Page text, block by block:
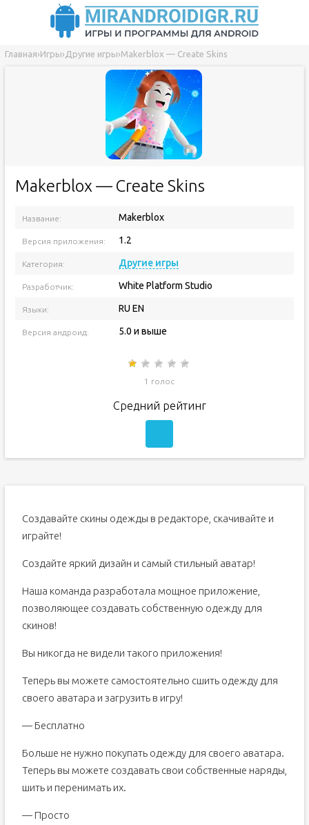
Главная›Игры› Другие игры›Makerblox — Create Skins
Makerblox — Create Skins
Название: Makerblox
Версия приложения: 1.2
Категория: Другие игры
Разработчик: White Platform Studio
Языки: RU EN
Версия андроид: 5.0 и выше
1 голос
Средний рейтинг
Создавайте скины одежды в редакторе, скачивайте и
играйте!
Создайте яркий дизайн и самый стильный аватар!
Наша команда разработала мощное приложение,
позволяющее создавать собственную одежду для
скинов!
Вы никогда не видели такого приложения!
Теперь вы можете самостоятельно сшить одежду для
своего аватара и загрузить в игру!
— Бесплатно
Больше не нужно покупать одежду для своего аватара.
Теперь вы можете создавать свои собственные наряды,
шить и перенимать их.
— Просто